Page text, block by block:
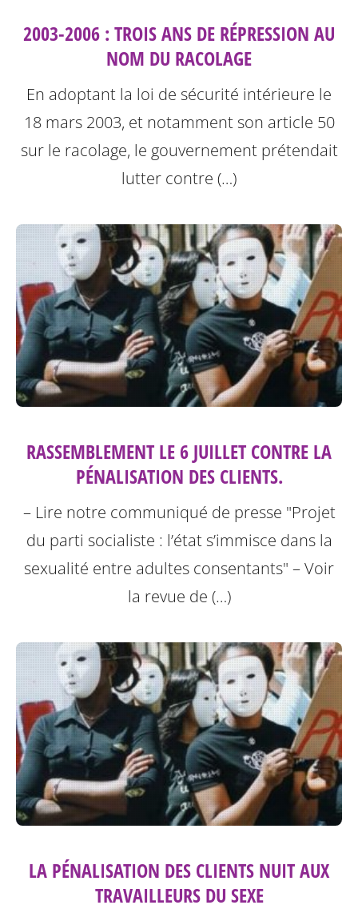
2003-2006 : TROIS ANS DE RÉPRESSION AU
NOM DU RACOLAGE
En adoptant la loi de sécurité intérieure le
18 mars 2003, et notamment son article 50
sur le racolage, le gouvernement prétendait
lutter contre (…)
RASSEMBLEMENT LE 6 JUILLET CONTRE LA
PÉNALISATION DES CLIENTS.
– Lire notre communiqué de presse "Projet
du parti socialiste : l’état s’immisce dans la
sexualité entre adultes consentants" – Voir
la revue de (…)
LA PÉNALISATION DES CLIENTS NUIT AUX
TRAVAILLEURS DU SEXE